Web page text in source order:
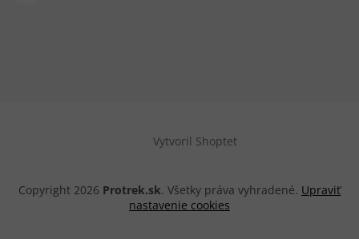
Vytvoril Shoptet
Copyright 2026 Protrek.sk. Všetky práva vyhradené. Upraviť
nastavenie cookies